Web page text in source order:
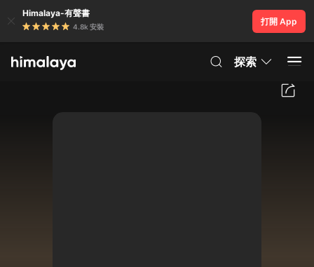
Himalaya-有聲書
4.8k 安裝
打開 App
探索